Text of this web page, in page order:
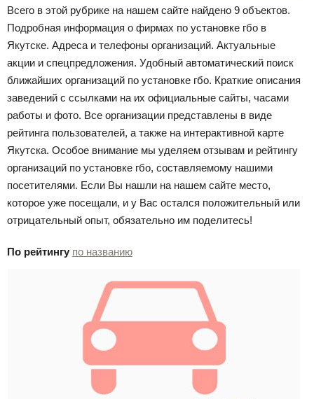
Всего в этой рубрике на нашем сайте найдено 9 объектов.
Подробная информация о фирмах по установке гбо в
Якутске. Адреса и телефоны организаций. Актуальные
акции и спецпредложения. Удобный автоматический поиск
ближайших организаций по установке гбо. Краткие описания
заведений с ссылками на их официальные сайты, часами
работы и фото. Все организации представлены в виде
рейтинга пользователей, а также на интерактивной карте
Якутска. Особое внимание мы уделяем отзывам и рейтингу
организаций по установке гбо, составляемому нашими
посетителями. Если Вы нашли на нашем сайте место,
которое уже посещали, и у Вас остался положительный или
отрицательный опыт, обязательно им поделитесь!
По рейтингу по названию